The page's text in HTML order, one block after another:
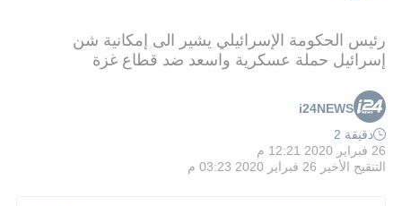
رئيس الحكومة الإسرائيلي يشير الى إمكانية شن
إسرائيل حملة عسكرية واسعد ضد قطاع غزة
i24NEWS
دقيقة 2
26 فبراير 2020 12:21 م
التنقيح الأخير 26 فبراير 2020 03:23 م